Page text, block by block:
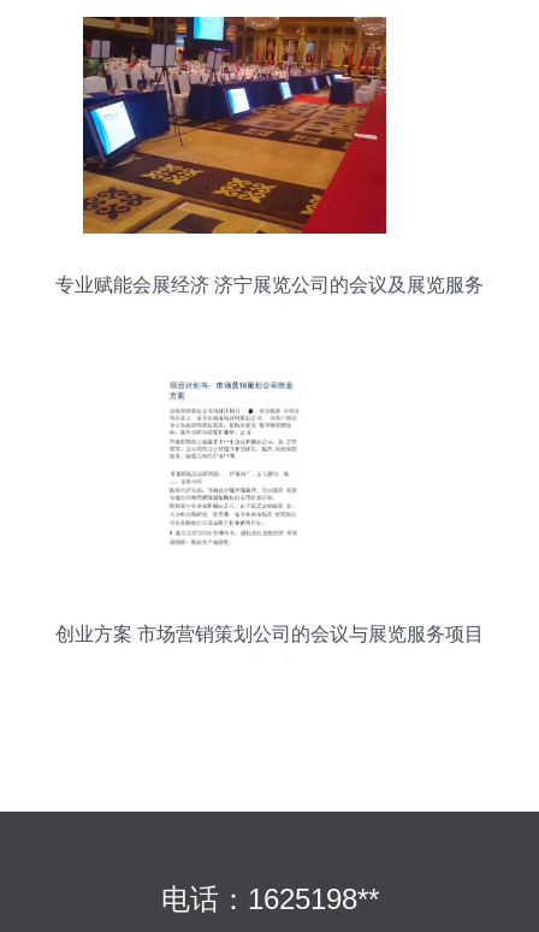
专业赋能会展经济 济宁展览公司的会议及展览服务
创业方案 市场营销策划公司的会议与展览服务项目
电话：1625198**